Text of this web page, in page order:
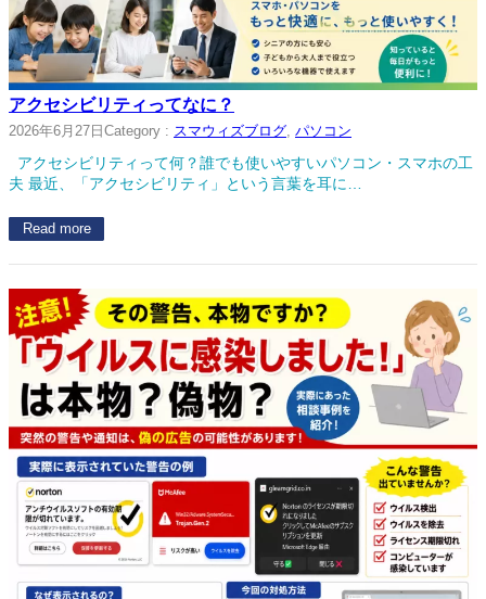
アクセシビリティってなに？
2026年6月27日 Category : スマウィズブログ, パソコン
アクセシビリティって何？誰でも使いやすいパソコン・スマホの工
夫 最近、「アクセシビリティ」という言葉を耳に…
Read more